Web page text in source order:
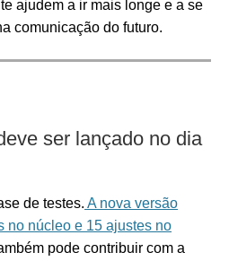
ajudem a ir mais longe e a se
comunicação do futuro.
ser lançado no dia
de testes. A nova versão
no núcleo e 15 ajustes no
pode contribuir com a